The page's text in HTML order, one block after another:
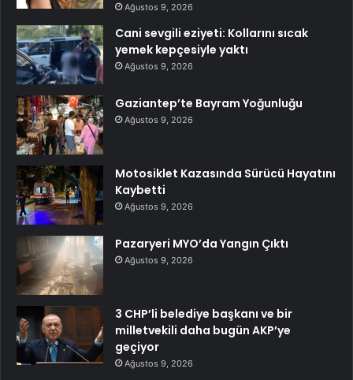
Ağustos 9, 2026
Cani sevgili eziyeti: Kollarını sıcak
yemek kepçesiyle yaktı
Ağustos 9, 2026
Gaziantep’te Bayram Yoğunluğu
Ağustos 9, 2026
Motosiklet Kazasında Sürücü Hayatını
Kaybetti
Ağustos 9, 2026
Pazaryeri MYO’da Yangın Çıktı
Ağustos 9, 2026
3 CHP’li belediye başkanı ve bir
milletvekili daha bugün AKP’ye
geçiyor
Ağustos 9, 2026